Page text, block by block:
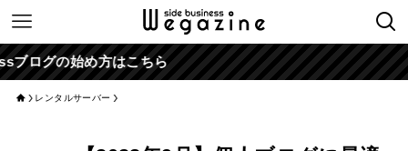
方はこちら
レンタルサーバー